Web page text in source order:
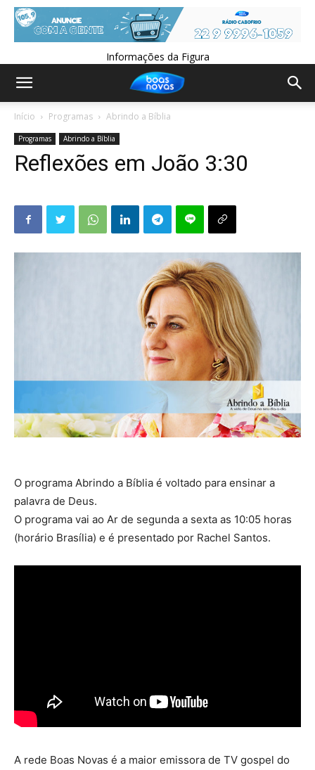
Informações da Figura
Início Programas Abrindo a Bíblia
Programas Abrindo a Bíblia
Reflexões em João 3:30
O programa Abrindo a Bíblia é voltado para ensinar a
palavra de Deus.
O programa vai ao Ar de segunda a sexta as 10:05 horas
(horário Brasília) e é presentado por Rachel Santos.
A rede Boas Novas é a maior emissora de TV gospel do